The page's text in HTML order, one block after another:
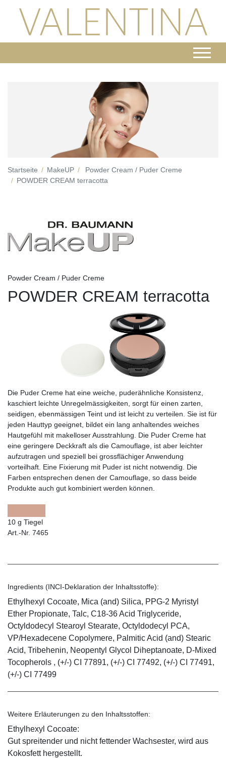
Startseite MakeUP
Powder Cream / Puder Creme
POWDER CREAM terracotta
Powder Cream / Puder Creme
POWDER CREAM terracotta
Die Puder Creme hat eine weiche, puderähnliche Konsistenz,
kaschiert leichte Unregelmässigkeiten, sorgt für einen zarten,
seidigen, ebenmässigen Teint und ist leicht zu verteilen. Sie ist für
jeden Hauttyp geeignet, bildet ein lang anhaltendes weiches
Hautgefühl mit makelloser Ausstrahlung. Die Puder Creme hat
eine geringere Deckkraft als die Camouflage, ist aber leichter
aufzutragen und speziell bei grossflächiger Anwendung
vorteilhaft. Eine Fixierung mit Puder ist nicht notwendig. Die
Farben entsprechen denen der Camouflage, so dass beide
Produkte auch gut kombiniert werden können.
10 g Tiegel
Art.-Nr. 7465
Ingredients (INCI-Deklaration der Inhaltsstoffe):
Ethylhexyl Cocoate, Mica (and) Silica, PPG-2 Myristyl
Ether Propionate, Talc, C18-36 Acid Triglyceride,
Octyldodecyl Stearoyl Stearate, Octyldodecyl PCA,
VP/Hexadecene Copolymere, Palmitic Acid (and) Stearic
Acid, Tribehenin, Neopentyl Glycol Diheptanoate, D-Mixed
Tocopherols , (+/-) CI 77891, (+/-) CI 77492, (+/-) CI 77491,
(+/-) CI 77499
Weitere Erläuterungen zu den Inhaltsstoffen:
Ethylhexyl Cocoate:
Gut spreitender und nicht fettender Wachsester, wird aus
Kokosfett hergestellt.